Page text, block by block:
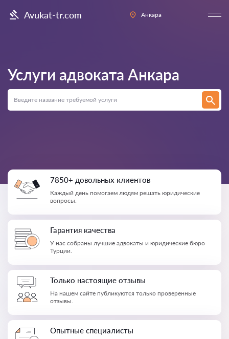
Avukat-tr.com Анкара
Услуги адвоката Анкара
7850+ довольных клиентов
Каждый день помогаем людям решать юридические
вопросы.
Гарантия качества
У нас собраны лучшие адвокаты и юридические бюро
Турции.
Только настоящие отзывы
На нашем сайте публикуются только проверенные
отзывы.
Опытные специалисты